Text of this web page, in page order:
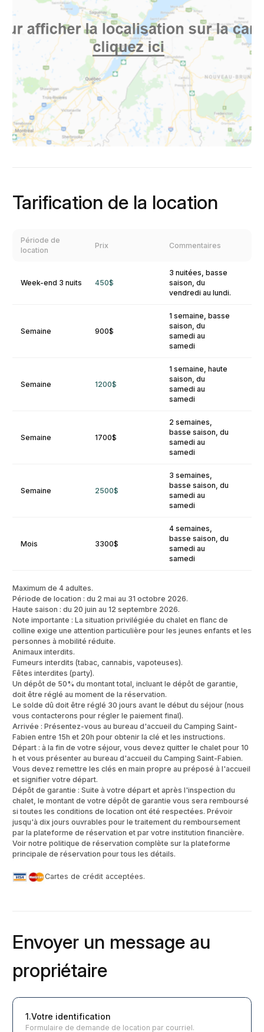
Envoyer un message au
propriétaire
Formulaire de demande de location par courriel.
1.Votre identification
Tarification de la location
Période de
location
Prix Commentaires
Week-end 3 nuits 450$
3 nuitées, basse
saison, du
vendredi au lundi.
Semaine 900$
1 semaine, basse
saison, du
samedi au
samedi
Semaine 1200$
1 semaine, haute
saison, du
samedi au
samedi
Semaine 1700$
2 semaines,
basse saison, du
samedi au
samedi
Semaine 2500$
3 semaines,
basse saison, du
samedi au
samedi
Mois 3300$
4 semaines,
basse saison, du
samedi au
samedi
Maximum de 4 adultes.
Période de location : du 2 mai au 31 octobre 2026.
Haute saison : du 20 juin au 12 septembre 2026.
Note importante : La situation privilégiée du chalet en flanc de
colline exige une attention particulière pour les jeunes enfants et les
personnes à mobilité réduite.
Animaux interdits.
Fumeurs interdits (tabac, cannabis, vapoteuses).
Fêtes interdites (party).
Un dépôt de 50% du montant total, incluant le dépôt de garantie,
doit être réglé au moment de la réservation.
Le solde dû doit être réglé 30 jours avant le début du séjour (nous
vous contacterons pour régler le paiement final).
Arrivée : Présentez-vous au bureau d'accueil du Camping Saint-
Fabien entre 15h et 20h pour obtenir la clé et les instructions.
Départ : à la fin de votre séjour, vous devez quitter le chalet pour 10
h et vous présenter au bureau d'accueil du Camping Saint-Fabien.
Vous devez remettre les clés en main propre au préposé à l'accueil
et signifier votre départ.
Dépôt de garantie : Suite à votre départ et après l'inspection du
chalet, le montant de votre dépôt de garantie vous sera remboursé
si toutes les conditions de location ont été respectées. Prévoir
jusqu'à dix jours ouvrables pour le traitement du remboursement
par la plateforme de réservation et par votre institution financière.
Voir notre politique de réservation complète sur la plateforme
principale de réservation pour tous les détails.
Cartes de crédit acceptées.